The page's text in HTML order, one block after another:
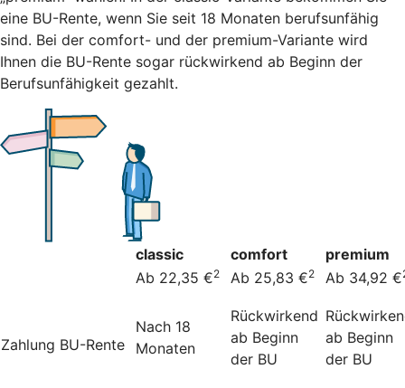
eine BU-Rente, wenn Sie seit 18 Monaten berufsunfähig
sind. Bei der comfort- und der premium-Variante wird
Ihnen die BU-Rente sogar rückwirkend ab Beginn der
Berufsunfähigkeit gezahlt.
classic comfort
premium
Ab 22,35 €2 Ab 25,83 €2 Ab 34,92 €
Zahlung BU-Rente
Nach 18
Monaten
Rückwirkend
ab Beginn
der BU
ab Beginn
der BU